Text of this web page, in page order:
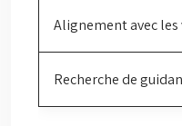
Alignement avec
Recherche de